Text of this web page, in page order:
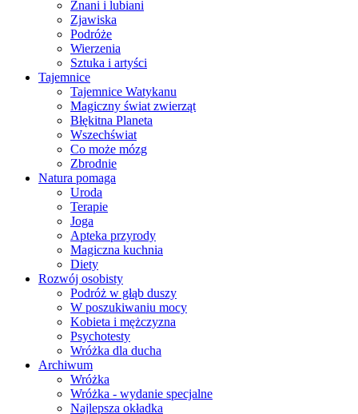
Znani i lubiani
Zjawiska
Podróże
Wierzenia
Sztuka i artyści
Tajemnice
Tajemnice Watykanu
Magiczny świat zwierząt
Błękitna Planeta
Wszechświat
Co może mózg
Zbrodnie
Natura pomaga
Uroda
Terapie
Joga
Apteka przyrody
Magiczna kuchnia
Diety
Rozwój osobisty
Podróż w głąb duszy
W poszukiwaniu mocy
Kobieta i mężczyzna
Psychotesty
Wróżka dla ducha
Archiwum
Wróżka
Wróżka - wydanie specjalne
Najlepsza okładka